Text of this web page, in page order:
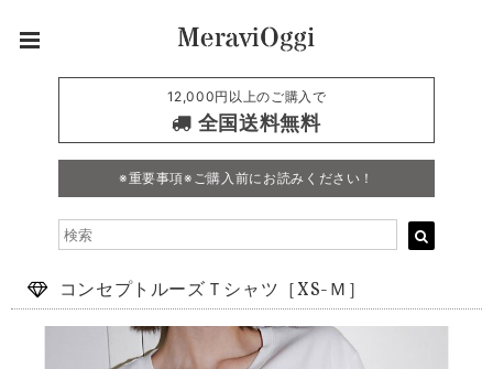
12,000円以上のご購入で
全国送料無料
※重要事項※ご購入前にお読みください！
コンセプトルーズＴシャツ［XS-Ｍ］